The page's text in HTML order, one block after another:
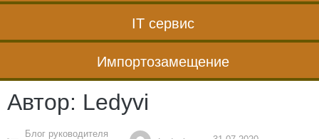
IT сервис
Импортозамещение
Автор: Ledyvi
Блог руководителя